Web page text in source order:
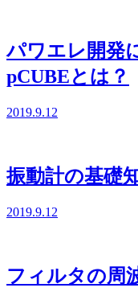
パワエレ開発
pCUBEとは？
2019.9.12
振動計の基礎
2019.9.12
フィルタの周